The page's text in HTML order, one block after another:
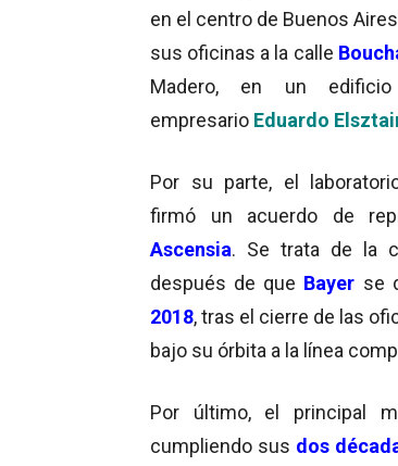
en el centro de Buenos
sus oficinas a la calle
Madero, en un
empresario Eduardo
Por su parte, el
firmó un acuerdo de
Ascensia. Se trata de la
después de que Bayer se
2018, tras el cierre de las
bajo su órbita a la línea
Por último, el principal
cumpliendo sus dos